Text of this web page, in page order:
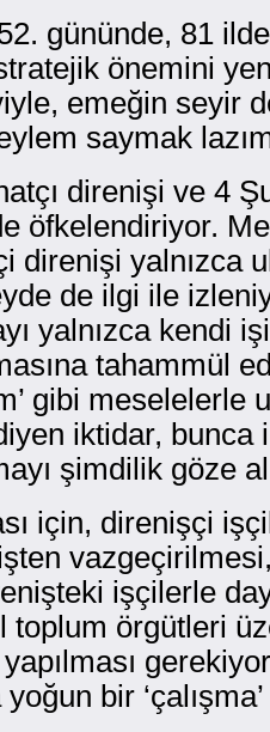
gününde, 81
önemini
emeğin seyir
saymak
direnişi ve 4
öfkelendiriyor.
direnişi yalnızca
de ilgi ile
yalnızca kendi
tahammül
gibi meselelerle
iktidar, bunca
şimdilik göze
için, direnişçi
işçilerle
örgütleri
bir